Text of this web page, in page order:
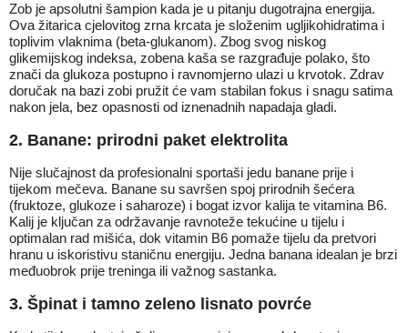
Zob je apsolutni šampion kada je u pitanju dugotrajna energija.
Ova žitarica cjelovitog zrna krcata je složenim ugljikohidratima i
toplivim vlaknima (beta-glukanom). Zbog svog niskog
glikemijskog indeksa, zobena kaša se razgrađuje polako, što
znači da glukoza postupno i ravnomjerno ulazi u krvotok. Zdrav
doručak na bazi zobi pružit će vam stabilan fokus i snagu satima
nakon jela, bez opasnosti od iznenadnih napadaja gladi.
2. Banane: prirodni paket elektrolita
Nije slučajnost da profesionalni sportaši jedu banane prije i
tijekom mečeva. Banane su savršen spoj prirodnih šećera
(fruktoze, glukoze i saharoze) i bogat izvor kalija te vitamina B6.
Kalij je ključan za održavanje ravnoteže tekućine u tijelu i
optimalan rad mišića, dok vitamin B6 pomaže tijelu da pretvori
hranu u iskoristivu staničnu energiju. Jedna banana idealan je brzi
međuobrok prije treninga ili važnog sastanka.
3. Špinat i tamno zeleno lisnato povrće